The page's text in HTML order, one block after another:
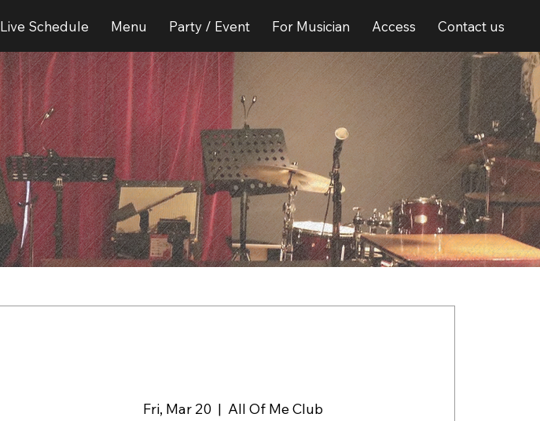
Live Schedule Menu Party / Event For Musician Access Contact us
Fri, Mar 20
  |
All Of Me Club